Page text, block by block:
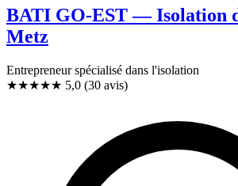
BATI GO-EST — Isolation
Metz
Entrepreneur spécialisé dans l'isolation
★★★★★ 5,0 (30 avis)